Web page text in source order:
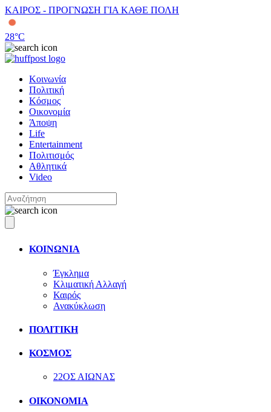
ΚΑΙΡΟΣ - ΠΡΟΓΝΩΣΗ ΓΙΑ ΚΑΘΕ ΠΟΛΗ
28°C
Κοινωνία
Πολιτική
Κόσμος
Οικονομία
Άποψη
Life
Entertainment
Πολιτισμός
Αθλητικά
Video
ΚΟΙΝΩΝΙΑ
Έγκλημα
Κλιματική Αλλαγή
Καιρός
Ανακύκλωση
ΠΟΛΙΤΙΚΗ
ΚΟΣΜΟΣ
22ΟΣ ΑΙΩΝΑΣ
ΟΙΚΟΝΟΜΙΑ